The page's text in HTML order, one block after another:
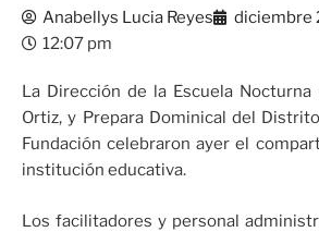
Anabellys Lucia Reyes
diciembre
12:07 pm
La Dirección de la Escuela Nocturna
Ortiz, y Prepara Dominical del
Fundación celebraron ayer el
institución educativa.
Los facilitadores y personal